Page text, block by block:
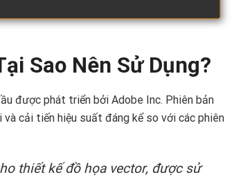
Sao Nên Sử Dụng?
được phát triển bởi Adobe Inc. Phiên bản
cải tiến hiệu suất đáng kể so với các phiên
thiết kế đồ họa vector, được sử